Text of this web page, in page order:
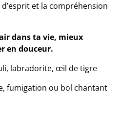
et la compréhension
dans ta vie, mieux
en douceur.
labradorite, œil de tigre
fumigation ou bol chantant